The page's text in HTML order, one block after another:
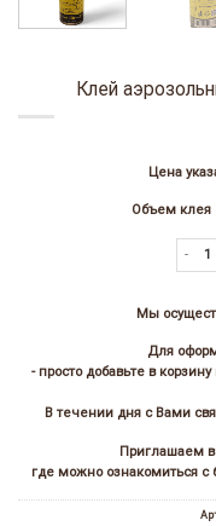
Клей
Цена
Объем клея
Мы
Для
- просто добавьте в
В течении дня с Вами
Приглашаем
где можно ознакомиться с